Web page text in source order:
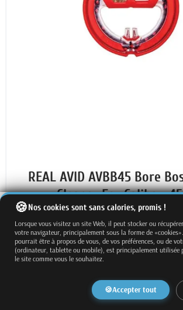
REAL AVID AVBB45 Bore
Cleaner For Caliber
24,29 €
favorite_border
✓ En stock
Nos cookies sont sans calories, promis !
Lorsque vous visitez un site Web, il peut stocker ou
votre navigateur, principalement sous la forme de
pourrait être à propos de vous, de vos préférences, ou de
(ordinateur, tablette ou mobile), est principalement utilisée
le site comme vous le souhaitez.
Accepter tout